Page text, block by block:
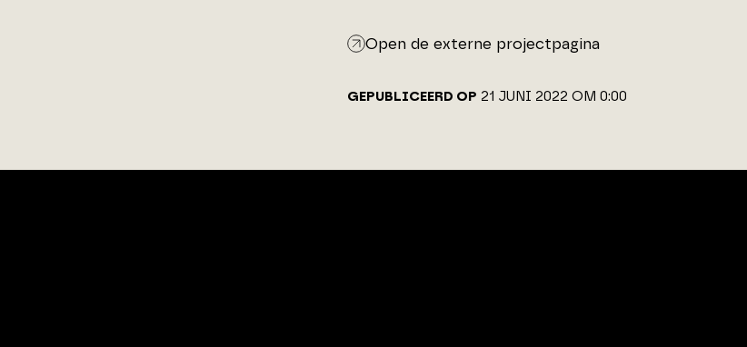
Open de externe projectpagina
GEPUBLICEERD OP 21 JUNI 2022 OM 0:00